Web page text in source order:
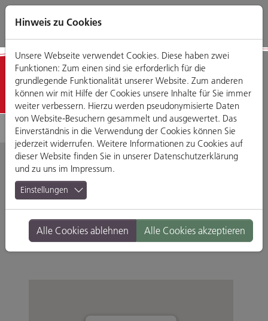
Direkt
zum
Zum
Hauptmenü
Zum
Footermenü
Zur
Website-
Detailansicht
Neue Filmbühne
Bismarckplatz 9, 93047 Regensburg
Branche: Bars
Standort: Altstadt
Hinweis zu Cookies
Unsere Webseite verwendet Cookies. Diese haben zwei
Funktionen: Zum einen sind sie erforderlich für die
grundlegende Funktionalität unserer Website. Zum anderen
können wir mit Hilfe der Cookies unsere Inhalte für Sie immer
weiter verbessern. Hierzu werden pseudonymisierte Daten
von Website-Besuchern gesammelt und ausgewertet. Das
Einverständnis in die Verwendung der Cookies können Sie
jederzeit widerrufen. Weitere Informationen zu Cookies auf
dieser Website finden Sie in unserer Datenschutzerklärung
und zu uns im Impressum.
Einstellungen
Alle Cookies ablehnen Alle Cookies akzeptieren